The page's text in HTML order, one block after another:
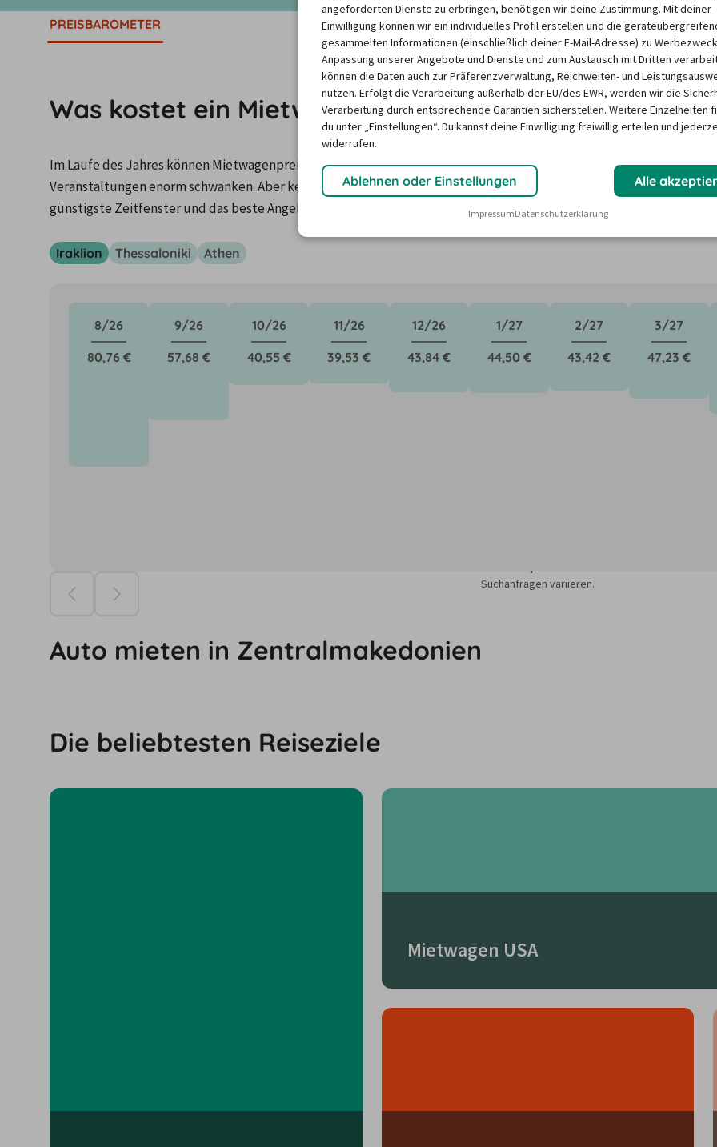
PREISBAROMETER
Was kostet ein Mietwagen in Griechenland ?
Im Laufe des Jahres können Mietwagenpreise durch Faktoren wie saisonale Nachfrage, Feiertage oder lokale
Veranstaltungen enorm schwanken. Aber keine Panik: Unser Mietwagen-Preisbarometer hilft immer, das
günstigste Zeitfenster und das beste Angebot für den Mietwagen zu finden - versprochen!
Iraklion Thessaloniki Athen
8/26
80,76 €
9/26
57,68 €
10/26
40,55 €
11/26
39,53 €
12/26
43,84 €
1/27
44,50 €
2/27
43,42 €
3/27
47,23 €
Suchanfragen variieren.
Auto mieten in Zentralmakedonien
Die beliebtesten Reiseziele
Mietwagen USA
angeforderten Dienste zu erbringen, benötigen wir deine Zustimmung. Mit deiner
Einwilligung können wir ein individuelles Profil erstellen und die
gesammelten Informationen (einschließlich deiner E-Mail-Adresse) zu
Anpassung unserer Angebote und Dienste und zum Austausch mit Dritten
können die Daten auch zur Präferenzverwaltung, Reichweiten- und
nutzen. Erfolgt die Verarbeitung außerhalb der EU/des EWR, werden wir die
Verarbeitung durch entsprechende Garantien sicherstellen. Weitere Einzelheiten
du unter „Einstellungen“. Du kannst deine Einwilligung freiwillig erteilen und
widerrufen.
Ablehnen oder Einstellungen Alle
ImpressumDatenschutzerklärung